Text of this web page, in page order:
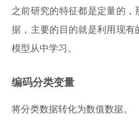
之前研究的特征都是定量的
据，主要的目的就是利用现有
模型从中学习。
编码分类变量
将分类数据转化为数值数据。